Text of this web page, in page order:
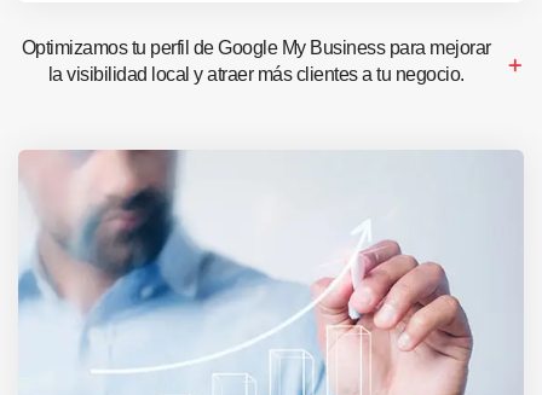
Optimizamos tu perfil de Google My Business para mejorar
la visibilidad local y atraer más clientes a tu negocio.